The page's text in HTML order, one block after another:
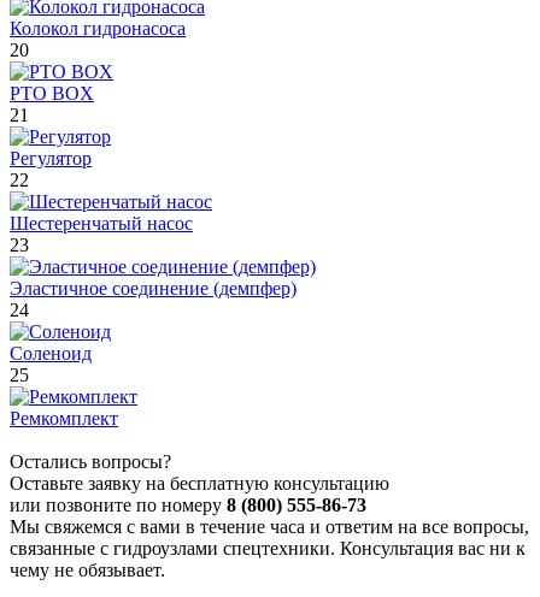
Колокол гидронасоса
20
PTO BOX
21
Регулятор
22
Шестеренчатый насос
23
Эластичное соединение (демпфер)
24
Соленоид
25
Ремкомплект
Остались вопросы?
Оставьте заявку на бесплатную консультацию
или позвоните по номеру 8 (800) 555-86-73
Мы свяжемся с вами в течение часа и ответим на все вопросы,
связанные с гидроузлами спецтехники. Консультация вас ни к
чему не обязывает.